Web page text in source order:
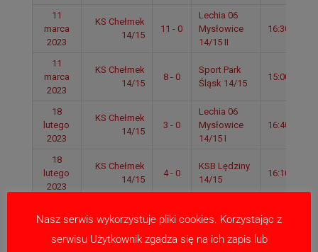
11
marca
2023
KS Chełmek
14/15
11 - 0
Lechia 06
Mysłowice
14/15 II
16:30
11
marca
2023
KS Chełmek
14/15
8 - 0
Sport Park
Śląsk 14/15
15:00
18
lutego
2023
KS Chełmek
14/15
3 - 0
Lechia 06
Mysłowice
14/15 I
16:40
18
lutego
2023
KS Chełmek
14/15
4 - 0
KSB Lędziny
14/15
16:10
lutego
2023
KS Chełmek
14/15
2 - 0
Solavia
Grojec 14/15
14:40
Nasz serwis wykorzystuje pliki cookies. Korzystając z
serwisu Użytkownik zgadza się na ich zapis lub